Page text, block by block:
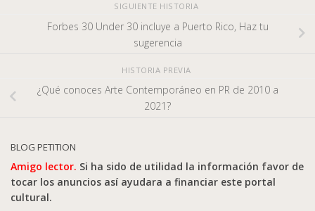
SIGUIENTE HISTORIA
Forbes 30 Under 30 incluye a Puerto Rico, Haz tu
sugerencia
HISTORIA PREVIA
¿Qué conoces Arte Contemporáneo en PR de 2010 a
2021?
BLOG PETITION
Amigo lector. Si ha sido de utilidad la información favor de
tocar los anuncios así ayudara a financiar este portal
cultural.